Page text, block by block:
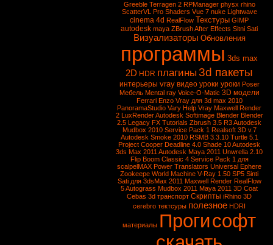
Greeble Terragen 2 RPManager physx rhino
ScatterVL Pro Shaders Vue 7 nuke Lightwave
cinema 4d RealFlow Текстуры GIMP
autodesk maya ZBrushAfter Effects Sitni Sati
Визуализаторы Обновления
программы 3ds max
2D HDR плагины 3d пакеты
интерьеры vray видео уроки уроки Poser
Мебель Mental ray Voice-O-Matic 3D модели
Ferrari Enzo Vray для 3d max 2010
PanoramaStudio Vary Help Vray Maxwell Render
2 LuxRender Autodesk Softimage Blender Blender
2.5 Legacy FX Tutorials Zbrush 3.5 R3Autodesk
Mudbox 2010 Service Pack 1 Realsoft 3D v.7
Autodesk Smoke 2010 RSMB 3.3.10 Turtle 5.1
Project Cooper Deadline 4.0 Shade 10Autodesk
3ds Max 2011 Autodesk Maya 2011 Unwrella 2.10
Flip Boom Classic 4 Service Pack 1 для
scalpelMAX Power Translators Universal Ephere
Zookeepe World Machine V-Ray 1.50 SP5 Sinti
Sati для 3dsMax 2011 Maxwell Render RealFlow
5Autograss Mudbox 2011 Maya 2011 3D Coat
Cebas 3d транспорт Скрипты iRhino 3D
cerebro тектсуры полезное HDRI
материалы Прогисофт